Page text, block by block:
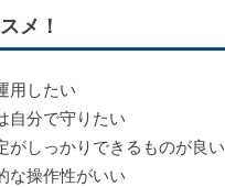
メ！
用したい
自分で守りたい
がしっかりできるものが良い
な操作性がいい